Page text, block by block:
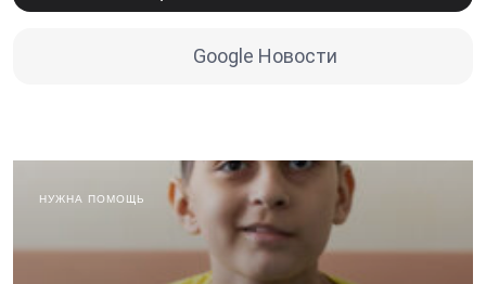
Google Новости
НУЖНА ПОМОЩЬ